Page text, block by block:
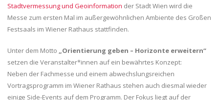
Stadtvermessung und Geoinformation der Stadt Wien wird die
Messe zum ersten Mal im außergewöhnlichen Ambiente des Großen
Festsaals im Wiener Rathaus stattfinden.
Unter dem Motto „Orientierung geben – Horizonte erweitern“
setzen die Veranstalter*innen auf ein bewährtes Konzept:
Neben der Fachmesse und einem abwechslungsreichen
Vortragsprogramm im Wiener Rathaus stehen auch diesmal wieder
einige Side-Events auf dem Programm. Der Fokus liegt auf der